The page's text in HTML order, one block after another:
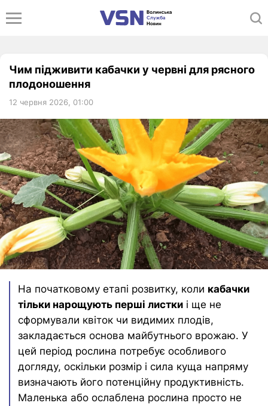
Чим підживити кабачки у червні для рясного
плодоношення
12 червня 2026, 01:00
На початковому етапі розвитку, коли кабачки
тільки нарощують перші листки і ще не
сформували квіток чи видимих плодів,
закладається основа майбутнього врожаю. У
цей період рослина потребує особливого
догляду, оскільки розмір і сила куща напряму
визначають його потенційну продуктивність.
Маленька або ослаблена рослина просто не